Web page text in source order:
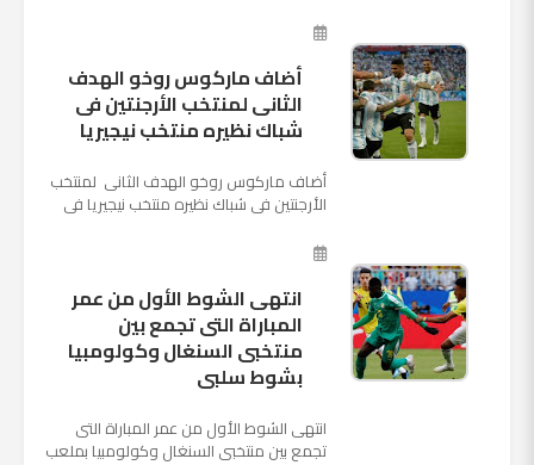
المقبل وخلافة أنطونيو كو...
أضاف ماركوس روخو الهدف
الثانى لمنتخب الأرجنتين فى
شباك نظيره منتخب نيجيريا
أضاف ماركوس روخو الهدف الثانى لمنتخب
الأرجنتين فى شباك نظيره منتخب نيجيريا فى
"كريستوفسك...
انتهى الشوط الأول من عمر
المباراة التى تجمع بين
منتخبى السنغال وكولومبيا
بشوط سلبى
انتهى الشوط الأول من عمر المباراة التى
تجمع بين منتخبى السنغال وكولومبيا بملعب